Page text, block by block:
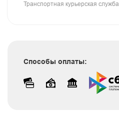
Транспортная курьерская служба
Способы оплаты: